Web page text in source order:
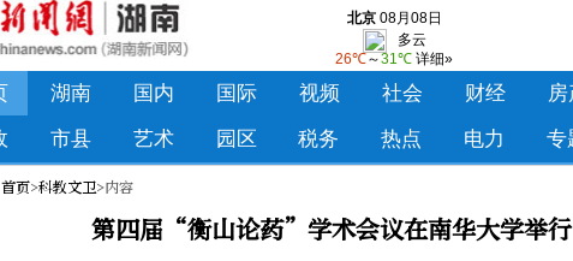
首页>科教文卫>内容
第四届“衡山论药”学术会议在南华大学举行